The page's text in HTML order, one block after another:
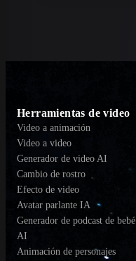
Herramientas de video
Video a animación
Video a video
Generador de video AI
Cambio de rostro
Efecto de video
Avatar parlante IA
Generador de podcast de bebé
AI
Animación de personajes